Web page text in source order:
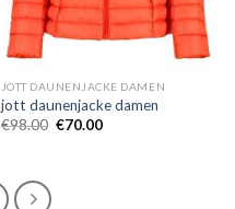
JOTT DAUNENJACKE DAMEN
jott daunenjacke damen
€98.00 €70.00